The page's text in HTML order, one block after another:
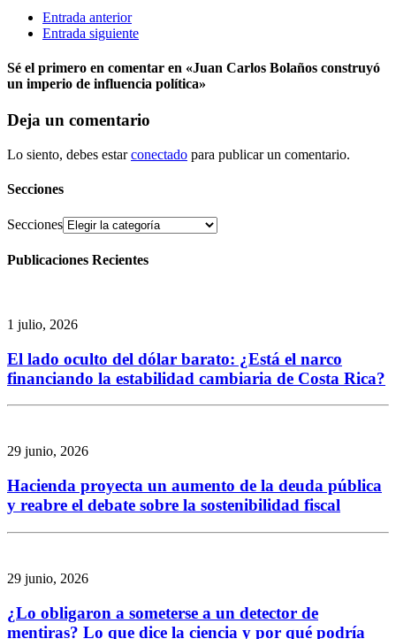
Entrada anterior
Entrada siguiente
Sé el primero en comentar en «Juan Carlos Bolaños construyó
un imperio de influencia política»
Deja un comentario
Lo siento, debes estarconectado para publicar un comentario.
Secciones
Secciones
Publicaciones Recientes
1 julio, 2026
El lado oculto del dólar barato: ¿Está el narco
financiando la estabilidad cambiaria de Costa Rica?
29 junio, 2026
Hacienda proyecta un aumento de la deuda pública
y reabre el debate sobre la sostenibilidad fiscal
29 junio, 2026
¿Lo obligaron a someterse a un detector de
mentiras? Lo que dice la ciencia y por qué podría